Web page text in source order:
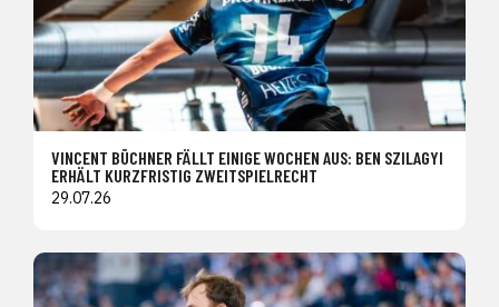
VINCENT BÜCHNER FÄLLT EINIGE WOCHEN AUS: BEN SZILAGYI
ERHÄLT KURZFRISTIG ZWEITSPIELRECHT
29.07.26